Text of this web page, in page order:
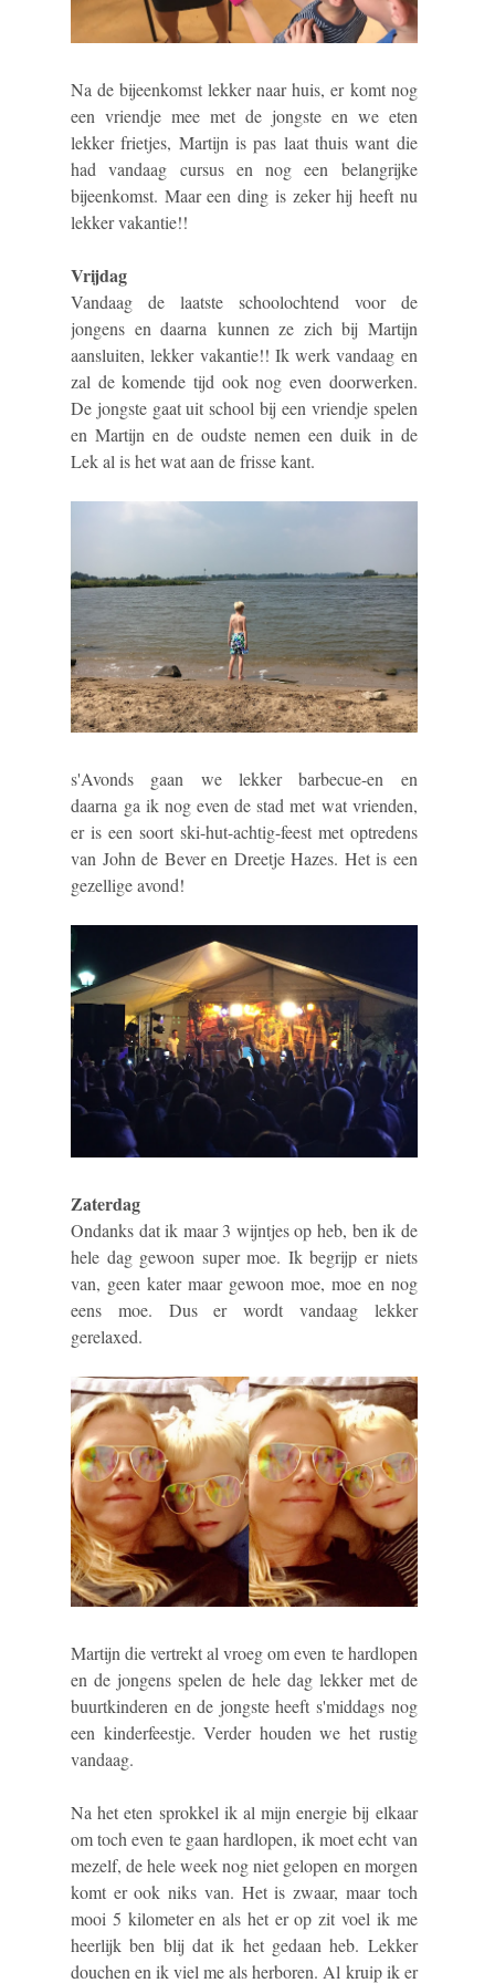
Na de bijeenkomst lekker naar huis, er komt nog
een vriendje mee met de jongste en we eten
lekker frietjes, Martijn is pas laat thuis want die
had vandaag cursus en nog een belangrijke
bijeenkomst. Maar een ding is zeker hij heeft nu
lekker vakantie!!
Vrijdag
Vandaag de laatste schoolochtend voor de
jongens en daarna kunnen ze zich bij Martijn
aansluiten, lekker vakantie!! Ik werk vandaag en
zal de komende tijd ook nog even doorwerken.
De jongste gaat uit school bij een vriendje spelen
en Martijn en de oudste nemen een duik in de
Lek al is het wat aan de frisse kant.
s'Avonds gaan we lekker barbecue-en en
daarna ga ik nog even de stad met wat vrienden,
er is een soort ski-hut-achtig-feest met optredens
van John de Bever en Dreetje Hazes. Het is een
gezellige avond!
Zaterdag
Ondanks dat ik maar 3 wijntjes op heb, ben ik de
hele dag gewoon super moe. Ik begrijp er niets
van, geen kater maar gewoon moe, moe en nog
eens moe. Dus er wordt vandaag lekker
gerelaxed.
Martijn die vertrekt al vroeg om even te hardlopen
en de jongens spelen de hele dag lekker met de
buurtkinderen en de jongste heeft s'middags nog
een kinderfeestje. Verder houden we het rustig
vandaag.
Na het eten sprokkel ik al mijn energie bij elkaar
om toch even te gaan hardlopen, ik moet echt van
mezelf, de hele week nog niet gelopen en morgen
komt er ook niks van. Het is zwaar, maar toch
mooi 5 kilometer en als het er op zit voel ik me
heerlijk ben blij dat ik het gedaan heb. Lekker
douchen en ik viel me als herboren. Al kruip ik er